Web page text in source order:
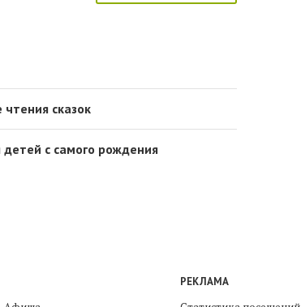
сказок
с самого рождения
РЕКЛАМА